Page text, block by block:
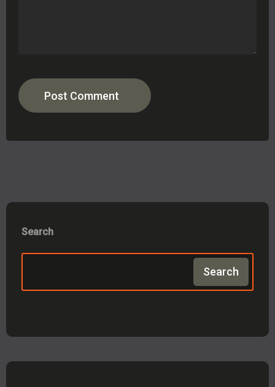
Post Comment
Search
Search